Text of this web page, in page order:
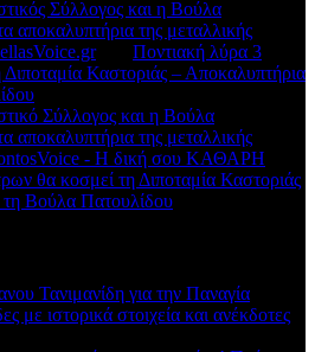
Σύλλογος και η Βούλα
αποκαλυπτήρια της μεταλλικής
στο Ποντιακή λύρα 3
Καστοριάς – Αποκαλυπτήρια
Σύλλογος και η Βούλα
αποκαλυπτήρια της μεταλλικής
- H δική σου ΚΑΘΑΡΗ
θα κοσμεί τη Διποταμία Καστοριάς
Βούλα Πατουλίδου
Τανιμανίδη για την Παναγία
με ιστορικά στοιχεία και ανέκδοτες